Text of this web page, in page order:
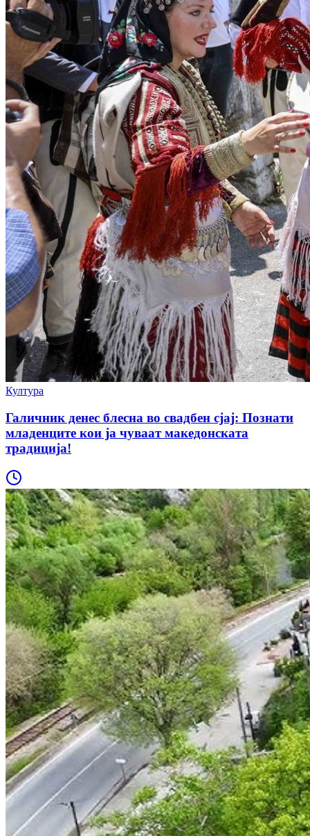
Култура
Галичник денес блесна во свадбен сјај: Познати
младенците кои ја чуваат македонската
традиција!